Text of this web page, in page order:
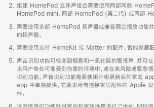
打
开)
组建 HomePod 立体声组合需要使用两部同款
HomePod mini、两部 HomePod (第二代) 或两部
需要使用多部 HomePod 扬声器或兼容隔空播放功能
的扬声器。
需要使用支持 HomeKit 或 Matter 的配件。智能家居配
声音识别功能可检测到烟雾和一氧化碳的警报声，并可在
当用户身处可能受到伤害的环境中，或在高风险或紧急
识别功能。声音识别功能需要使用升级更新后的家庭
app 中单独提供。它要求所有连接家居配件的 Apple
件。